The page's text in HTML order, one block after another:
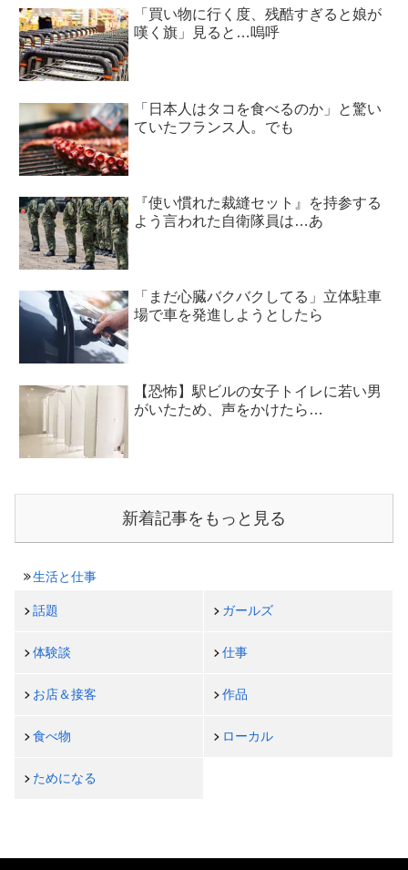
「買い物に行く度、残酷すぎると娘が
嘆く旗」見ると…嗚呼
「日本人はタコを食べるのか」と驚い
ていたフランス人。でも
『使い慣れた裁縫セット』を持参する
よう言われた自衛隊員は…あ
「まだ心臓バクバクしてる」立体駐車
場で車を発進しようとしたら
【恐怖】駅ビルの女子トイレに若い男
がいたため、声をかけたら…
新着記事をもっと見る
生活と仕事
話題 ガールズ
体験談 仕事
お店＆接客 作品
食べ物 ローカル
ためになる